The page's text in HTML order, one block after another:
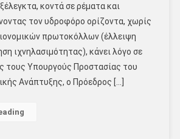
κοντά σε ρέματα και
τον υδροφόρο ορίζοντα, χωρίς
πρωτοκόλλων (έλλειψη
ιχνηλασιμότητας), κάνει λόγο σε
τους Υπουργούς Προστασίας του
Ανάπτυξης, ο Πρόεδρος […]